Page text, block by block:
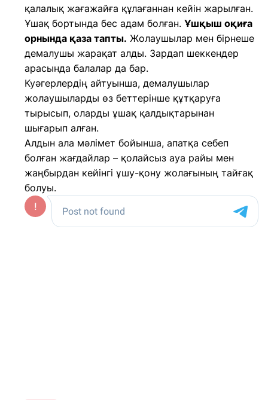
қалалық жағажайға құлағаннан кейін жарылған.
Ұшақ бортында бес адам болған. Ұшқыш оқиға
орнында қаза тапты. Жолаушылар мен бірнеше
демалушы жарақат алды. Зардап шеккендер
арасында балалар да бар.
Куәгерлердің айтуынша, демалушылар
жолаушыларды өз беттерінше құтқаруға
тырысып, оларды ұшақ қалдықтарынан
шығарып алған.
Алдын ала мәлімет бойынша, апатқа себеп
болған жағдайлар – қолайсыз ауа райы мен
жаңбырдан кейінгі ұшу-қону жолағының тайғақ
болуы.